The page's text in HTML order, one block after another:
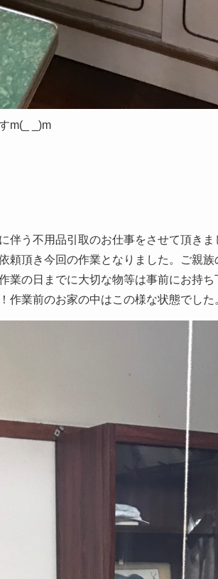
m(_ _)m
伴う不用品引取のお仕事をさせて頂き
頼頂き今回の作業となりました。ご親
業の日までに大切な物等は事前にお持
作業前のお家の中はこの様な状態でした